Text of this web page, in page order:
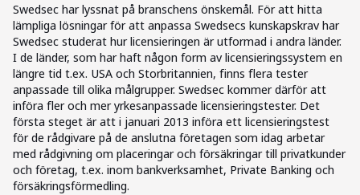
Swedsec har lyssnat på branschens önskemål. För att hitta
lämpliga lösningar för att anpassa Swedsecs kunskapskrav har
Swedsec studerat hur licensieringen är utformad i andra länder.
I de länder, som har haft någon form av licensieringssystem en
längre tid t.ex. USA och Storbritannien, finns flera tester
anpassade till olika målgrupper. Swedsec kommer därför att
införa fler och mer yrkesanpassade licensieringstester. Det
första steget är att i januari 2013 införa ett licensieringstest
för de rådgivare på de anslutna företagen som idag arbetar
med rådgivning om placeringar och försäkringar till privatkunder
och företag, t.ex. inom bankverksamhet, Private Banking och
försäkringsförmedling.